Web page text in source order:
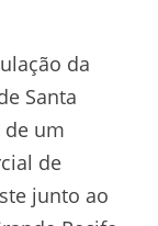
da
Santa
de um
de
junto ao